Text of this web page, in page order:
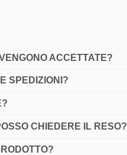
ACCETTATE?
SPEDIZIONI?
CHIEDERE IL RESO?